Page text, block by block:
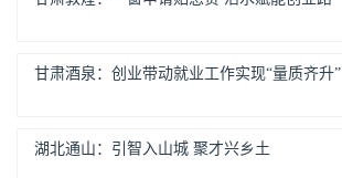
甘肃酒泉：创业带动就业工作实现“量质齐升”
湖北通山：引智入山城 聚才兴乡土